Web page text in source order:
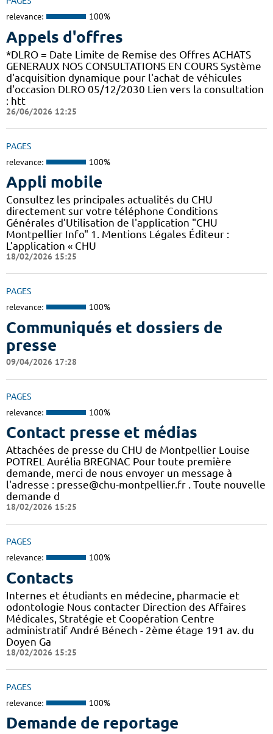
relevance: 100%
Appels d'offres
*DLRO = Date Limite de Remise des Offres ACHATS
GENERAUX NOS CONSULTATIONS EN COURS Système
d'acquisition dynamique pour l'achat de véhicules
d'occasion DLRO 05/12/2030 Lien vers la consultation
: htt
26/06/2026 12:25
PAGES
relevance: 100%
Appli mobile
Consultez les principales actualités du CHU
directement sur votre téléphone Conditions
Générales d’Utilisation de l'application "CHU
Montpellier Info" 1. Mentions Légales Éditeur :
L’application « CHU
18/02/2026 15:25
PAGES
relevance: 100%
Communiqués et dossiers de
presse
09/04/2026 17:28
PAGES
relevance: 100%
Contact presse et médias
Attachées de presse du CHU de Montpellier Louise
POTREL Aurélia BREGNAC Pour toute première
demande, merci de nous envoyer un message à
l'adresse : presse@chu-montpellier.fr . Toute nouvelle
demande d
18/02/2026 15:25
PAGES
relevance: 100%
Contacts
Internes et étudiants en médecine, pharmacie et
odontologie Nous contacter Direction des Affaires
Médicales, Stratégie et Coopération Centre
administratif André Bénech - 2ème étage 191 av. du
Doyen Ga
18/02/2026 15:25
PAGES
relevance: 100%
Demande de reportage